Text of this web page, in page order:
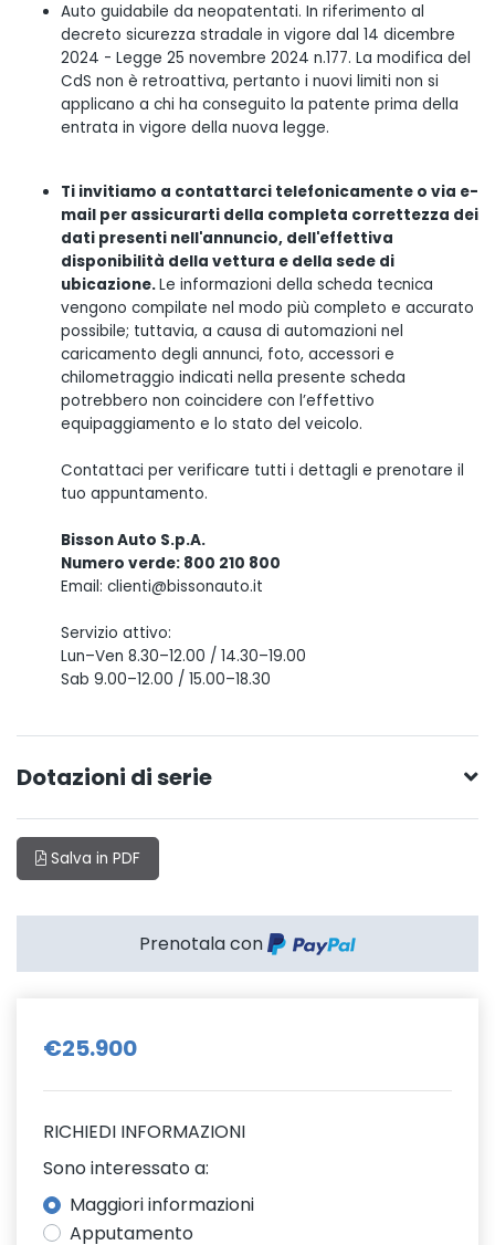
Auto guidabile da neopatentati. In riferimento al
decreto sicurezza stradale in vigore dal 14 dicembre
2024 - Legge 25 novembre 2024 n.177. La modifica del
CdS non è retroattiva, pertanto i nuovi limiti non si
applicano a chi ha conseguito la patente prima della
entrata in vigore della nuova legge.
Ti invitiamo a contattarci telefonicamente o via e-
mail per assicurarti della completa correttezza dei
dati presenti nell'annuncio, dell'effettiva
disponibilità della vettura e della sede di
ubicazione.Le informazioni della scheda tecnica
vengono compilate nel modo più completo e accurato
possibile; tuttavia, a causa di automazioni nel
caricamento degli annunci, foto, accessori e
chilometraggio indicati nella presente scheda
potrebbero non coincidere con l’effettivo
equipaggiamento e lo stato del veicolo.
Contattaci per verificare tutti i dettagli e prenotare il
tuo appuntamento.
Bisson Auto S.p.A.
Numero verde: 800 210 800
Email: clienti@bissonauto.it
Servizio attivo:
Lun–Ven 8.30–12.00 / 14.30–19.00
Sab 9.00–12.00 / 15.00–18.30
Dotazioni di serie
Salva in PDF
Prenotala con
€25.900
RICHIEDI INFORMAZIONI
Sono interessato a:
Maggiori informazioni
Apputamento